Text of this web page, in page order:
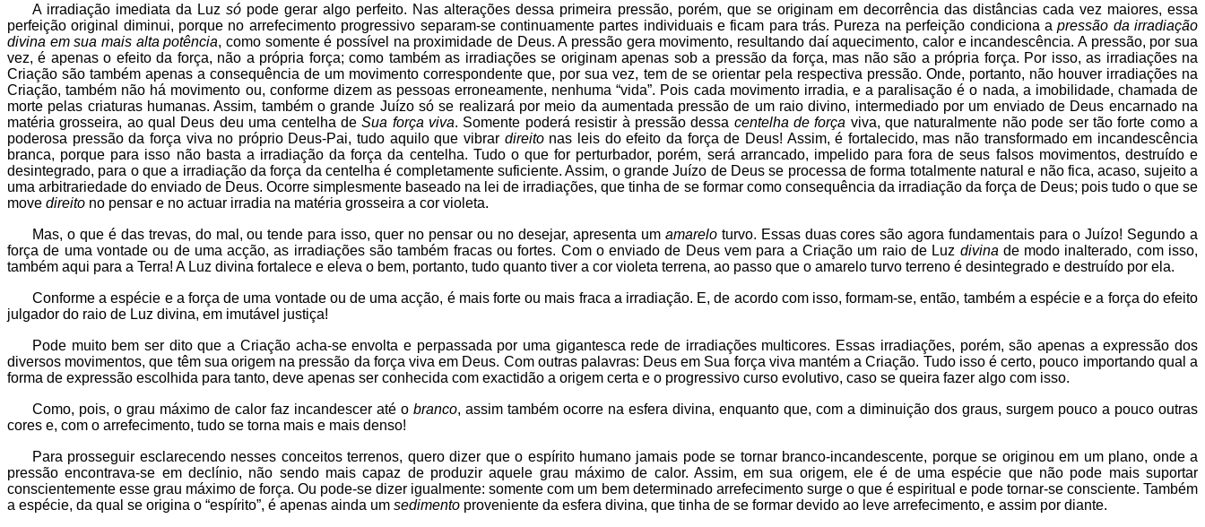
A irradiação imediata da Luzsó pode gerar algo perfeito. Nas alterações dessa primeira pressão, porém, que se originam em decorrência das distâncias cada vez maiores, essa
perfeição original diminui, porque no arrefecimento progressivo separam-se continuamente partes individuais e ficam para trás. Pureza na perfeição condiciona apressão da irradiação
divina em sua mais alta potência, como somente é possível na proximidade de Deus. A pressão gera movimento, resultando daí aquecimento, calor e incandescência. A pressão, por sua
vez, é apenas o efeito da força, não a própria força; como também as irradiações se originam apenas sob a pressão da força, mas não são a própria força. Por isso, as irradiações na
Criação são também apenas a consequência de um movimento correspondente que, por sua vez, tem de se orientar pela respectiva pressão. Onde, portanto, não houver irradiações na
Criação, também não há movimento ou, conforme dizem as pessoas erroneamente, nenhuma “vida”. Pois cada movimento irradia, e a paralisação é o nada, a imobilidade, chamada de
morte pelas criaturas humanas. Assim, também o grande Juízo só se realizará por meio da aumentada pressão de um raio divino, intermediado por um enviado de Deus encarnado na
matéria grosseira, ao qual Deus deu uma centelha deSua força viva. Somente poderá resistir à pressão dessa centelha de força viva, que naturalmente não pode ser tão forte como a
poderosa pressão da força viva no próprio Deus-Pai, tudo aquilo que vibrar direitonas leis do efeito da força de Deus! Assim, é fortalecido, mas não transformado em incandescência
branca, porque para isso não basta a irradiação da força da centelha. Tudo o que for perturbador, porém, será arrancado, impelido para fora de seus falsos movimentos, destruído e
desintegrado, para o que a irradiação da força da centelha é completamente suficiente. Assim, o grande Juízo de Deus se processa de forma totalmente natural e não fica, acaso, sujeito a
uma arbitrariedade do enviado de Deus. Ocorre simplesmente baseado na lei de irradiações, que tinha de se formar como consequência da irradiação da força de Deus; pois tudo o que se
move direito no pensar e no actuar irradia na matéria grosseira a cor violeta.
Mas, o que é das trevas, do mal, ou tende para isso, quer no pensar ou no desejar, apresenta um amareloturvo. Essas duas cores são agora fundamentais para o Juízo! Segundo a
força de uma vontade ou de uma acção, as irradiações são também fracas ou fortes. Com o enviado de Deus vem para a Criação um raio de Luz divina de modo inalterado, com isso,
também aqui para a Terra! A Luz divina fortalece e eleva o bem, portanto, tudo quanto tiver a cor violeta terrena, ao passo que o amarelo turvo terreno é desintegrado e destruído por ela.
Conforme a espécie e a força de uma vontade ou de uma acção, é mais forte ou mais fraca a irradiação. E, de acordo com isso, formam-se, então, também a espécie e a força do efeito
julgador do raio de Luz divina, em imutável justiça!
Pode muito bem ser dito que a Criação acha-se envolta e perpassada por uma gigantesca rede de irradiações multicores. Essas irradiações, porém, são apenas a expressão dos
diversos movimentos, que têm sua origem na pressão da força viva em Deus. Com outras palavras: Deus em Sua força viva mantém a Criação. Tudo isso é certo, pouco importando qual a
forma de expressão escolhida para tanto, deve apenas ser conhecida com exactidão a origem certa e o progressivo curso evolutivo, caso se queira fazer algo com isso.
Como, pois, o grau máximo de calor faz incandescer até o branco, assim também ocorre na esfera divina, enquanto que, com a diminuição dos graus, surgem pouco a pouco outras
cores e, com o arrefecimento, tudo se torna mais e mais denso!
Para prosseguir esclarecendo nesses conceitos terrenos, quero dizer que o espírito humano jamais pode se tornar branco-incandescente, porque se originou em um plano, onde a
pressão encontrava-se em declínio, não sendo mais capaz de produzir aquele grau máximo de calor. Assim, em sua origem, ele é de uma espécie que não pode mais suportar
conscientemente esse grau máximo de força. Ou pode-se dizer igualmente: somente com um bem determinado arrefecimento surge o que é espiritual e pode tornar-se consciente. Também
a espécie, da qual se origina o “espírito”, é apenas ainda um sedimento proveniente da esfera divina, que tinha de se formar devido ao leve arrefecimento, e assim por diante.